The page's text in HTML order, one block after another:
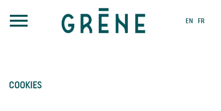
EN FR
COOKIES